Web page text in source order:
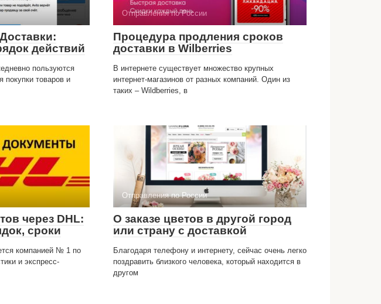
действий
пользуются
товаров и
Отправления по России
Процедура продления сроков
доставки в Wilberries
В интернете существует множество крупных
интернет-магазинов от разных компаний. Один из
таких – Wildberries, в
через DHL:
сроки
компанией № 1 по
и экспресс-
Отправления по России
О заказе цветов в другой город
или страну с доставкой
Благодаря телефону и интернету, сейчас очень легко
поздравить близкого человека, который находится в
другом